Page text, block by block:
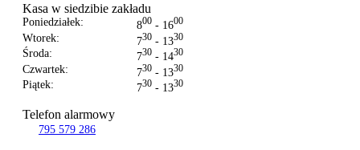
Kasa w siedzibie zakładu
Poniedziałek: 800 - 1600
Wtorek: 730 - 1330
Środa: 730 - 1430
Czwartek: 730 - 1330
Piątek: 730 - 1330
Telefon alarmowy
795 579 286